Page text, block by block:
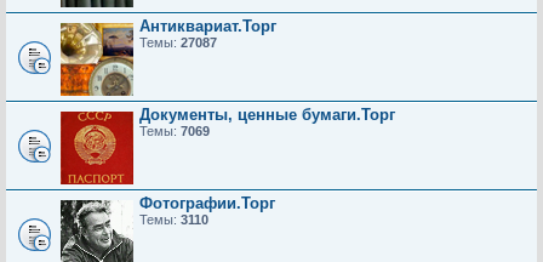
Антиквариат.Торг
Темы: 27087
Документы, ценные бумаги.Торг
Темы: 7069
Фотографии.Торг
Темы: 3110